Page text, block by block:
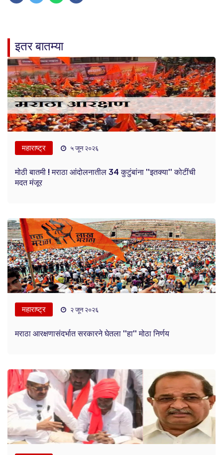
इतर बातम्या
महाराष्ट्र ५ जून २०२६
मोठी बातमी ! मराठा आंदोलनातील 34 कुटुंबांना ''इतक्या'' कोटींची
मदत मंजूर
महाराष्ट्र २ जून २०२६
मराठा आरक्षणासंदर्भात सरकारने घेतला ''हा'' मोठा निर्णय